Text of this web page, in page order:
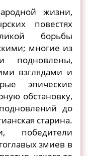
жизни,
повестях
борьбы
многие из
подновлены,
взглядами и
эпические
обстановку,
до
старина.
победители
змиев в